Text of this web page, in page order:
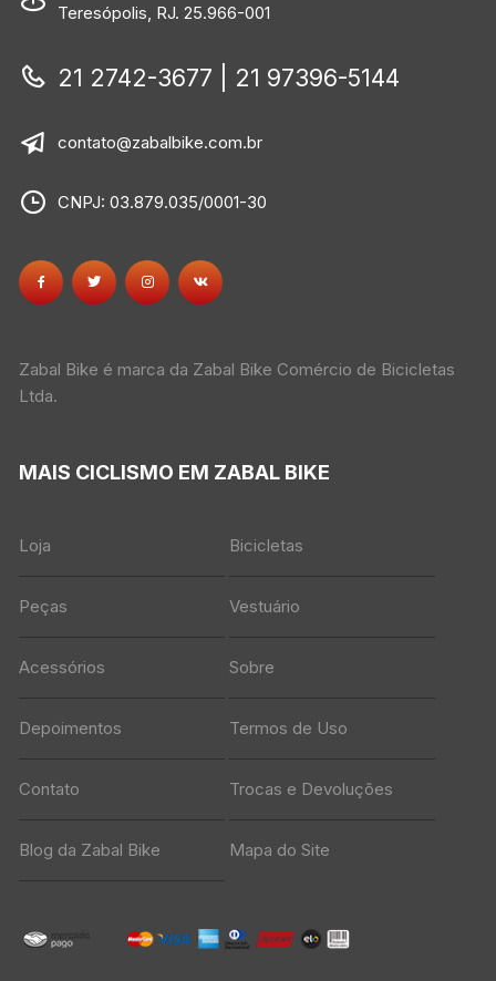
Teresópolis, RJ. 25.966-001
21 2742-3677 | 21 97396-5144
contato@zabalbike.com.br
CNPJ: 03.879.035/0001-30
Zabal Bike é marca da Zabal Bike Comércio de Bicicletas
Ltda.
MAIS CICLISMO EM ZABAL BIKE
Loja Bicicletas
Peças Vestuário
Acessórios Sobre
Depoimentos Termos de Uso
Contato Trocas e Devoluções
Blog da Zabal Bike Mapa do Site